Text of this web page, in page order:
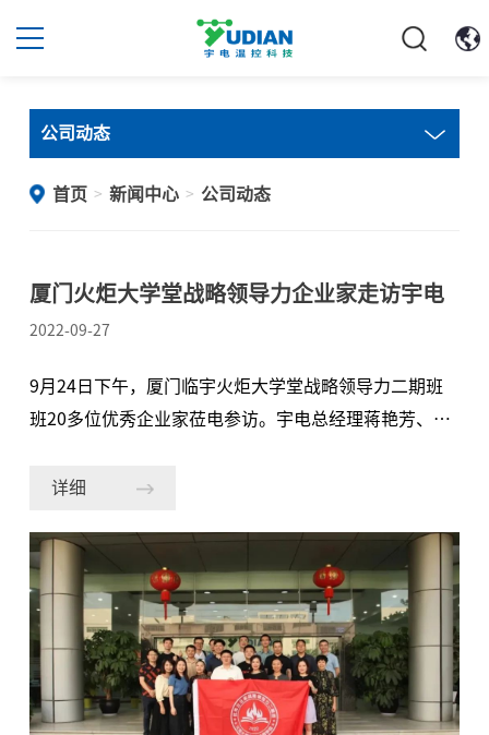
公司动态
首页 > 新闻中心 > 公司动态
厦门火炬大学堂战略领导力企业家走访宇电
2022-09-27
9月24日下午，厦门临宇火炬大学堂战略领导力二期班
班20多位优秀企业家莅电参访。宇电总经理蒋艳芳、副
炬大学堂一行参观宇电文化照片墙厦门火炬大学堂——
教育平台。学堂以服务高新技术企业为核心使命，专业
践行产教融合和行动学习理念，专注搭建政产学研用金
六位一体协同交流平台，旨在培育国家科技战略人才力
量，赋能企业领军人才、产业专才和青年创新创业人
才，努力建成现代化产业人才培养基地和高新产业新型
智库。随后开展了主题为“宇电仪表高端之路”分享
详细